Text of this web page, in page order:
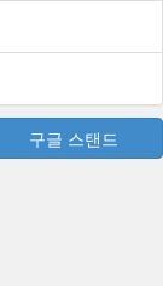
구글 스탠드